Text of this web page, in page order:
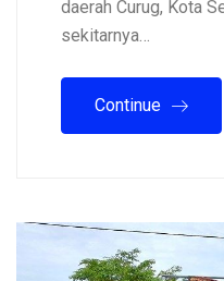
daerah Curug, Kota
sekitarnya…
Continue